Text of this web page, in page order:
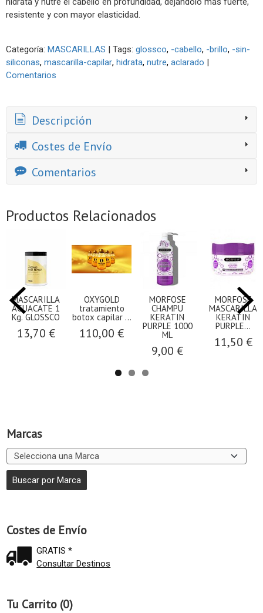
Marcas
Costes de Envío
GRATIS *
Consultar Destinos
Tu Carrito (0)
resistente y con mayor elasticidad.
Categoría: MASCARILLAS | Tags: glossco -cabello -brillo -sin-
siliconas mascarilla-capilar hidrata nutre aclarado |
Comentarios
Descripción
Costes de Envío
Comentarios
Productos Relacionados
MASCARILLA
AGUACATE 1
Kg. GLOSSCO
13,70 €
OXYGOLD
tratamiento
botox capilar ...
110,00 €
MORFOSE
CHAMPU
KERATIN
PURPLE 1000
ML
9,00 €
MORFOSE
MASCARILLA
KERATIN
PURPLE...
11,50 €